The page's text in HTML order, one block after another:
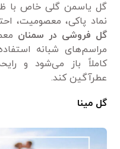
گل یاسمن گلی خاص با
نماد پاکی، معصومیت،
گل فروشی در سمنان
مراسم‌های شبانه
کاملاً باز می‌شود و
عطرآگین کند.
گل مینا